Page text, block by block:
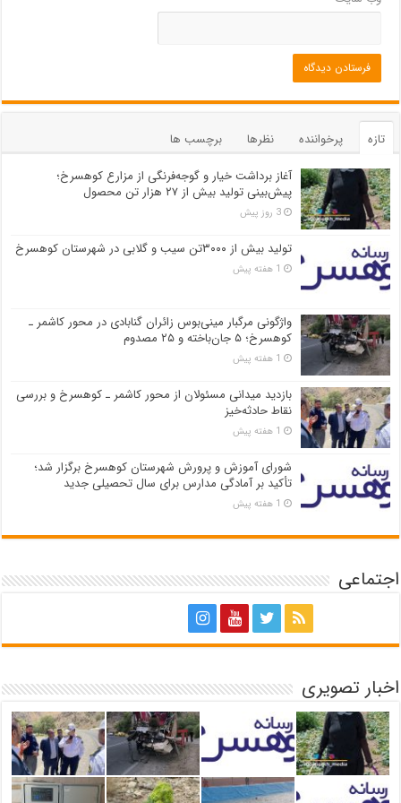
تازه پرخواننده نظرها
برچسب ها
آغاز برداشت خیار و گوجه‌فرنگی از مزارع کوهسرخ؛
پیش‌بینی تولید بیش از ۲۷ هزار تن محصول
3 روز پیش
تولید بیش از ۳۰۰۰تن سیب و گلابی در شهرستان کوهسرخ
1 هفته پیش
واژگونی مرگبار مینی‌بوس زائران گنابادی در محور کاشمر ـ
کوهسرخ؛ ۵ جان‌باخته و ۲۵ مصدوم
1 هفته پیش
بازدید میدانی مسئولان از محور کاشمر ـ کوهسرخ و بررسی
نقاط حادثه‌خیز
1 هفته پیش
شورای آموزش و پرورش شهرستان کوهسرخ برگزار شد؛
تأکید بر آمادگی مدارس برای سال تحصیلی جدید
1 هفته پیش
اجتماعی
اخبار تصویری